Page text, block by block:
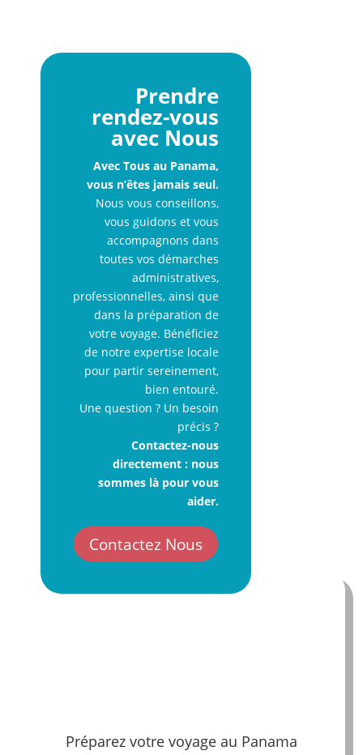
Prendre
rendez-vous
avec Nous
Avec Tous au Panama,
vous n’êtes jamais seul.
Nous vous conseillons,
vous guidons et vous
accompagnons dans
toutes vos démarches
administratives,
professionnelles, ainsi que
dans la préparation de
votre voyage. Bénéficiez
de notre expertise locale
pour partir sereinement,
bien entouré.
Une question ? Un besoin
précis ?
Contactez-nous
directement : nous
sommes là pour vous
aider.
Contactez Nous
Préparez votre voyage au Panama